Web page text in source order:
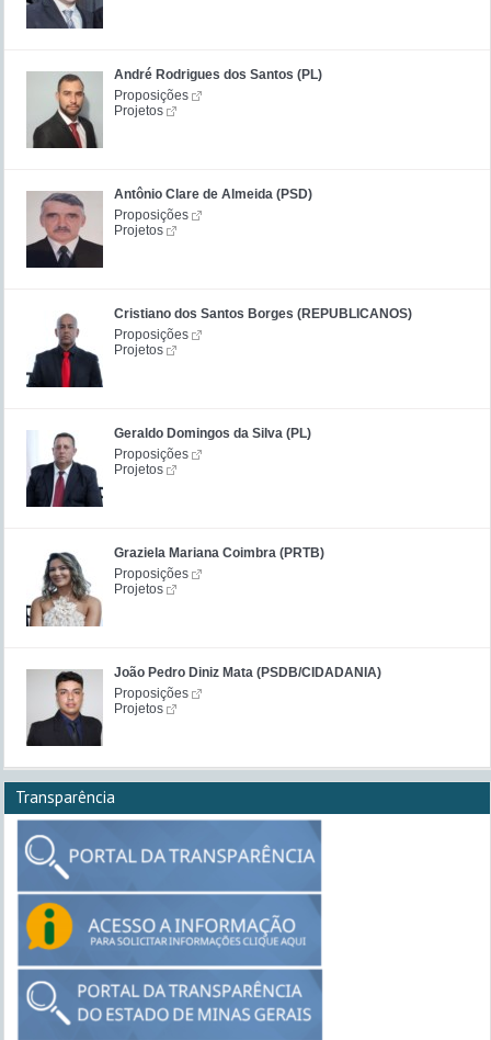
André Rodrigues dos Santos (PL)
Proposições
Projetos
Antônio Clare de Almeida (PSD)
Proposições
Projetos
Cristiano dos Santos Borges (REPUBLICANOS)
Proposições
Projetos
Geraldo Domingos da Silva (PL)
Proposições
Projetos
Graziela Mariana Coimbra (PRTB)
Proposições
Projetos
João Pedro Diniz Mata (PSDB/CIDADANIA)
Proposições
Projetos
Transparência